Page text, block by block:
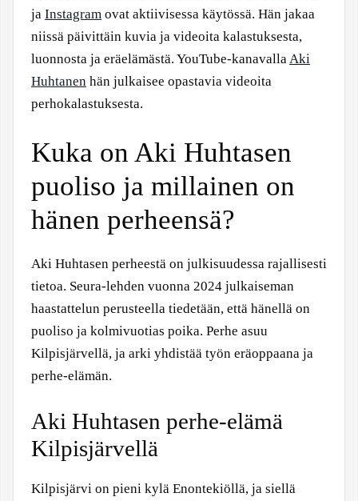
ja Instagram ovat aktiivisessa käytössä. Hän jakaa
niissä päivittäin kuvia ja videoita kalastuksesta,
luonnosta ja eräelämästä. YouTube-kanavallaAki
Huhtanen hän julkaisee opastavia videoita
perhokalastuksesta.
Kuka on Aki Huhtasen
puoliso ja millainen on
hänen perheensä?
Aki Huhtasen perheestä on julkisuudessa rajallisesti
tietoa. Seura-lehden vuonna 2024 julkaiseman
haastattelun perusteella tiedetään, että hänellä on
puoliso ja kolmivuotias poika. Perhe asuu
Kilpisjärvellä, ja arki yhdistää työn eräoppaana ja
perhe-elämän.
Aki Huhtasen perhe-elämä
Kilpisjärvellä
Kilpisjärvi on pieni kylä Enontekiöllä, ja siellä